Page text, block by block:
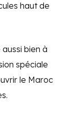
haut de
bien à
spéciale
le Maroc